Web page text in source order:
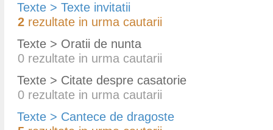
Texte > Texte invitatii
2 rezultate in urma cautarii
Texte > Oratii de nunta
0 rezultate in urma cautarii
Texte > Citate despre casatorie
0 rezultate in urma cautarii
Texte > Cantece de dragoste